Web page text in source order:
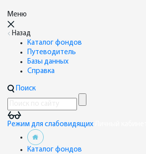
Меню
Назад
Каталог фондов
Путеводитель
Базы данных
Справка
Поиск
Режим для слабовидящих
Каталог фондов